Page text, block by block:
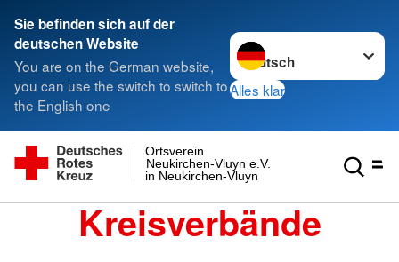
Sie befinden sich auf der
deutschen Website
You are on the German website,
you can use the switch to switch to
the English one
Sprache wechseln zu
Alles klar
in Neukirchen-Vluyn
Neukirchen-Vluyn e.V.
Ortsverein
Kreisverbände